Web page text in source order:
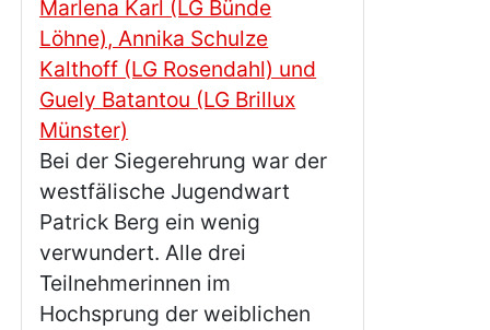
Bei der Siegerehrung war der
westfälische Jugendwart
Patrick Berg ein wenig
verwundert. Alle drei
Teilnehmerinnen im
Hochsprung der weiblichen